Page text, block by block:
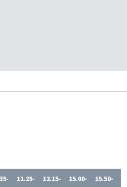
11.25-
12.15-
15.00-
15.50-